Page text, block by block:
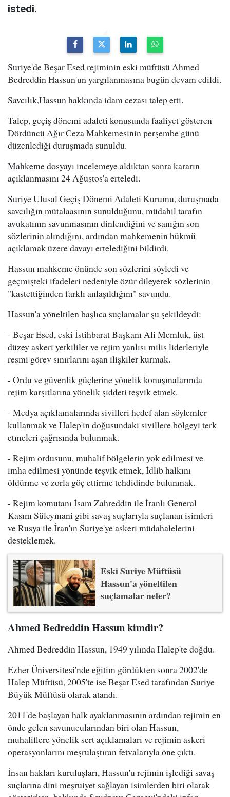
istedi.
Suriye'de Beşar Esed rejiminin eski müftüsü Ahmed
Bedreddin Hassun'un yargılanmasına bugün devam edildi.
Savcılık,Hassun hakkında idam cezası talep etti.
Talep, geçiş dönemi adaleti konusunda faaliyet gösteren
Dördüncü Ağır Ceza Mahkemesinin perşembe günü
düzenlediği duruşmada sunuldu.
Mahkeme dosyayı incelemeye aldıktan sonra kararın
açıklanmasını 24 Ağustos'a erteledi.
Suriye Ulusal Geçiş Dönemi Adaleti Kurumu, duruşmada
savcılığın mütalaasının sunulduğunu, müdahil tarafın
avukatının savunmasının dinlendiğini ve sanığın son
sözlerinin alındığını, ardından mahkemenin hükmü
açıklamak üzere davayı ertelediğini bildirdi.
Hassun mahkeme önünde son sözlerini söyledi ve
geçmişteki ifadeleri nedeniyle özür dileyerek sözlerinin
"kastettiğinden farklı anlaşıldığını" savundu.
Hassun'a yöneltilen başlıca suçlamalar şu şekildeydi:
- Beşar Esed, eski İstihbarat Başkanı Ali Memluk, üst
düzey askeri yetkililer ve rejim yanlısı milis liderleriyle
resmi görev sınırlarını aşan ilişkiler kurmak.
- Ordu ve güvenlik güçlerine yönelik konuşmalarında
rejim karşıtlarına yönelik şiddeti teşvik etmek.
- Medya açıklamalarında sivilleri hedef alan söylemler
kullanmak ve Halep'in doğusundaki sivillere bölgeyi terk
etmeleri çağrısında bulunmak.
- Rejim ordusunu, muhalif bölgelerin yok edilmesi ve
imha edilmesi yönünde teşvik etmek, İdlib halkını
öldürme ve zorla göç ettirme tehdidinde bulunmak.
- Rejim komutanı İsam Zahreddin ile İranlı General
Kasım Süleymani gibi savaş suçlarıyla suçlanan isimleri
ve Rusya ile İran'ın Suriye'ye askeri müdahalelerini
desteklemek.
Eski Suriye Müftüsü
Hassun'a yöneltilen
suçlamalar neler?
Ahmed Bedreddin Hassun kimdir?
Ahmed Bedreddin Hassun, 1949 yılında Halep'te doğdu.
Ezher Üniversitesi'nde eğitim gördükten sonra 2002'de
Halep Müftüsü, 2005'te ise Beşar Esed tarafından Suriye
Büyük Müftüsü olarak atandı.
2011'de başlayan halk ayaklanmasının ardından rejimin en
önde gelen savunucularından biri olan Hassun,
muhaliflere yönelik sert açıklamaları ve rejimin askeri
operasyonlarını meşrulaştıran fetvalarıyla öne çıktı.
İnsan hakları kuruluşları, Hassun'u rejimin işlediği savaş
suçlarına dini meşruiyet sağlayan isimlerden biri olarak